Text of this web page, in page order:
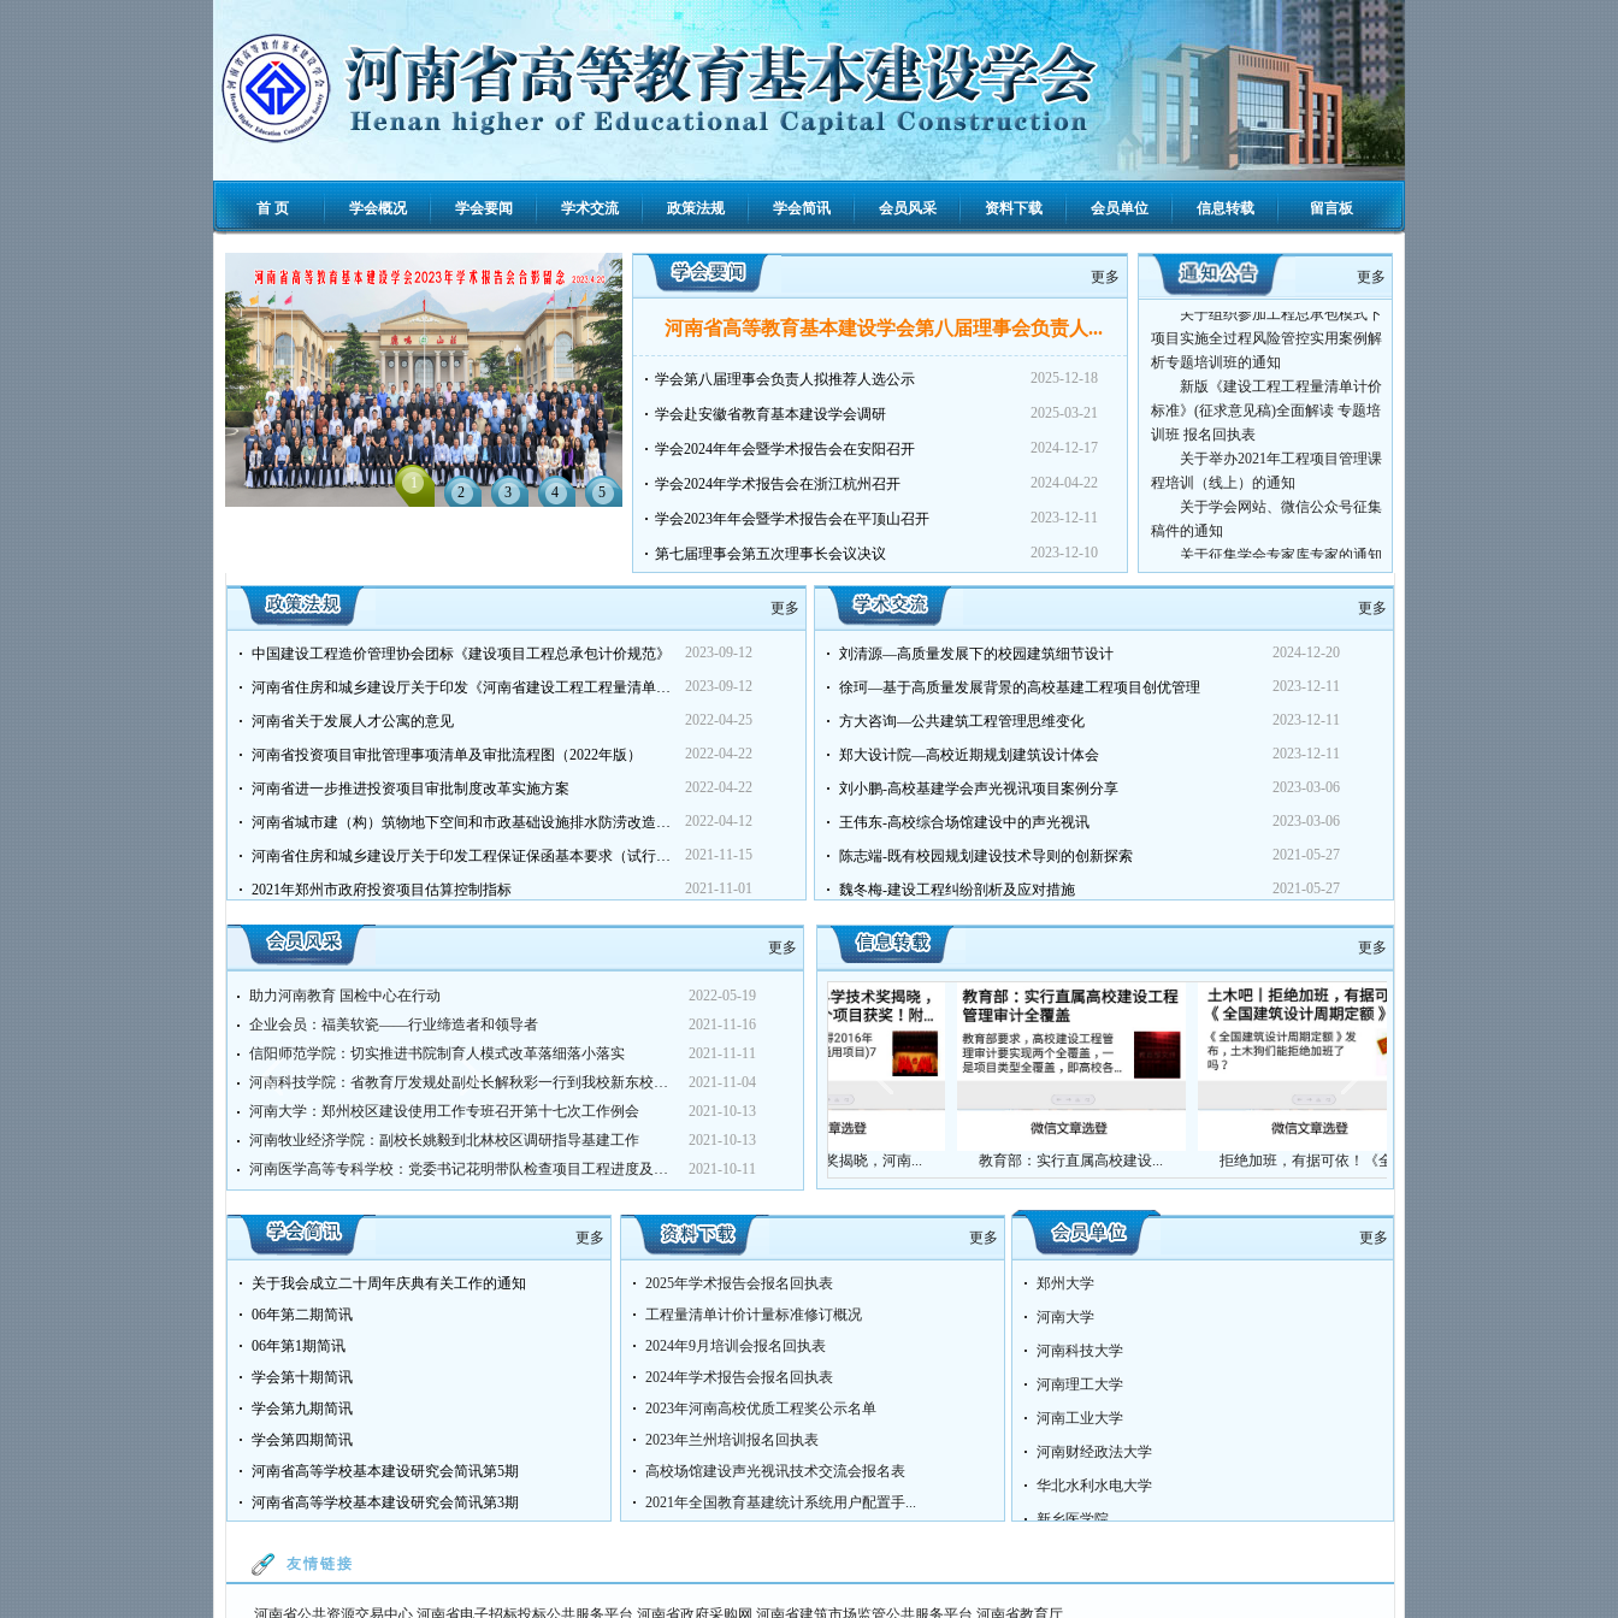
首 页 学会概况 学会要闻 学术交流 政策法规 学会简讯 会员风采 资料下载 会员单位 信息转载 留言板
1
2
3 4 5
更多
河南省高等教育基本建设学会第八届理事会负责人...
学会第八届理事会负责人拟推荐人选公示 2025-12-18
学会赴安徽省教育基本建设学会调研 2025-03-21
学会2024年年会暨学术报告会在安阳召开 2024-12-17
学会2024年学术报告会在浙江杭州召开 2024-04-22
学会2023年年会暨学术报告会在平顶山召开 2023-12-11
第七届理事会第五次理事长会议决议 2023-12-10
更多
关于召开河南省高等教育基本建
设学会2023年年会的通知
关于开展河南高校优质工程申报
评价工作的通知
关于印发《河南省高校优质工程
评价办法（试行）》的通知
关于举办“2023年河南省高校基建
业务培训班”的通知
关于缴纳2023年度会费的通知
关于召开学会2023年学术报告会
的通知
关于缴纳2022年度会费的通知
关于组织参加工程总承包模式下
项目实施全过程风险管控实用案例解
析专题培训班的通知
新版《建设工程工程量清单计价
标准》(征求意见稿)全面解读 专题培
训班 报名回执表
关于举办2021年工程项目管理课
程培训（线上）的通知
关于学会网站、微信公众号征集
稿件的通知
关于征集学会专家库专家的通知
2021年学术报告会主题征集通知
关于填报2021年学会通讯录的通
关于印发《会员入会管理办法
关于学会公众号上线试运行的通
关于举办2019年高校基本建设管
理专题培训班的通知
业技术人员业务培训班的通知
智慧校园管理平台演示
关于建立学会专业技术人员继续
教育人才信息库的通知
河南省高等教育基本建设学会第
五届理事会成员名单
关于召开五届第十一次理事长会
议通知
河南省高等教育基本建设学会关
于举办工程量清单编制培训班的通知
关于召开2025年学术报告会的通
关于召开河南省高等教育基本建
设学会2024年年会暨学术报告会的通
关于开展河南高校优质工程申报
更多
中国建设工程造价管理协会团标《建设项目工程总承包计价规范》 2023-09-12
河南省住房和城乡建设厅关于印发《河南省建设工程工程量清单招标... 2023-09-12
河南省关于发展人才公寓的意见 2022-04-25
河南省投资项目审批管理事项清单及审批流程图（2022年版） 2022-04-22
河南省进一步推进投资项目审批制度改革实施方案 2022-04-22
河南省城市建（构）筑物地下空间和市政基础设施排水防涝改造技术... 2022-04-12
河南省住房和城乡建设厅关于印发工程保证保函基本要求（试行）的... 2021-11-15
2021年郑州市政府投资项目估算控制指标 2021-11-01
更多
刘清源—高质量发展下的校园建筑细节设计 2024-12-20
徐珂—基于高质量发展背景的高校基建工程项目创优管理 2023-12-11
方大咨询—公共建筑工程管理思维变化 2023-12-11
郑大设计院—高校近期规划建筑设计体会 2023-12-11
刘小鹏-高校基建学会声光视讯项目案例分享 2023-03-06
王伟东-高校综合场馆建设中的声光视讯 2023-03-06
陈志端-既有校园规划建设技术导则的创新探索 2021-05-27
魏冬梅-建设工程纠纷剖析及应对措施 2021-05-27
更多
2022-05-19
助力河南教育 国检中心在行动
2021-11-16
企业会员：福美软瓷——行业缔造者和领导者
2021-11-11
信阳师范学院：切实推进书院制育人模式改革落细落小落实
2021-11-04
河南科技学院：省教育厅发规处副处长解秋彩一行到我校新东校区调...
2021-10-13
河南大学：郑州校区建设使用工作专班召开第十七次工作例会
2021-10-13
河南牧业经济学院：副校长姚毅到北林校区调研指导基建工作
2021-10-11
河南医学高等专科学校：党委书记花明带队检查项目工程进度及开学...
更多
不到10天，河南6所高校... 2017年高等教育改革要... 国家科学技术奖揭晓，河南... 教育部：实行直属高校建设... 拒绝加班，有据可依！《全... 欣赏一下大型建筑物爆破过...
更多
关于我会成立二十周年庆典有关工作的通知
06年第二期简讯
06年第1期简讯
学会第十期简讯
学会第九期简讯
学会第四期简讯
河南省高等学校基本建设研究会简讯第5期
河南省高等学校基本建设研究会简讯第3期
更多
2025年学术报告会报名回执表
工程量清单计价计量标准修订概况
2024年9月培训会报名回执表
2024年学术报告会报名回执表
2023年河南高校优质工程奖公示名单
2023年兰州培训报名回执表
高校场馆建设声光视讯技术交流会报名表
2021年全国教育基建统计系统用户配置手...
更多
郑州大学
河南大学
河南科技大学
河南理工大学
河南工业大学
河南财经政法大学
华北水利水电大学
新乡医学院
友情链接
河南省公共资源交易中心 河南省电子招标投标公共服务平台 河南省政府采购网 河南省建筑市场监管公共服务平台 河南省教育厅